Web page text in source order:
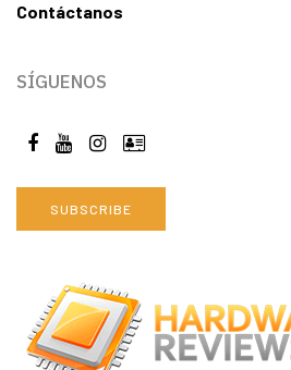
Contáctanos
SÍGUENOS
SUBSCRIBE